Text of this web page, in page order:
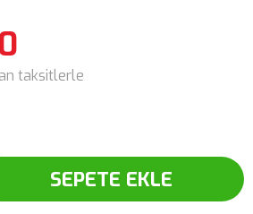
taksitlerle